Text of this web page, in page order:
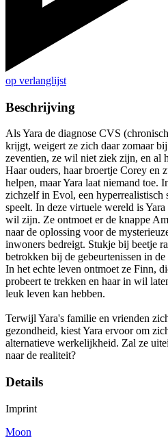
op verlanglijst
Beschrijving
Als Yara de diagnose CVS
krijgt, weigert ze zich daar zomaar
zeventien, ze wil niet ziek zijn, en al
Haar ouders, haar broertje Corey en
helpen, maar Yara laat niemand toe.
zichzelf in Evol, een
speelt. In deze virtuele wereld is
wil zijn. Ze ontmoet er de knappe
naar de oplossing voor de
inwoners bedreigt. Stukje bij beetje
betrokken bij de gebeurtenissen in de
In het echte leven ontmoet ze Finn,
probeert te trekken en haar in wil
leuk leven kan hebben.
Terwijl Yara's familie en vrienden
gezondheid, kiest Yara ervoor om
alternatieve werkelijkheid. Zal ze
naar de realiteit?
Details
Imprint
Moon